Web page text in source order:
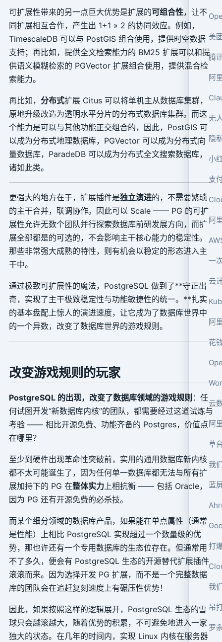
腾
阿
隐
小
支
阿
一
云
阿
花
云
阿
草
我
蓝
打
我
吊
罗
可扩展性带来的另一点巨大优势是扩展的可组合性，让不
同扩展相互合作，产生出 1+1 » 2 的协同效应。例如，
TimescaleDB 可以与 PostGIS 组合使用，提供时空数据
支持；再比如，提供全文检索能力的 BM25 扩展可以和提
供语义模糊检索的 PGVector 扩展组合使用，提供混合检
索能力。
再比如， 分布式扩展 Citus 可以将单机主从数据库集群，
原地升级改造为透明水平分片的分布式数据库集群。而这
个能力是可以与其他功能正交组合的，因此，PostGIS 可
以成为分布式地理数据库，PGVector 可以成为分布式向
量数据库，ParadeDB 可以成为分布式全文搜索数据库，
诸如此类。
更强大的地方在于，扩展插件是独立演进的，不需要繁琐
的主干合并，联调协作。因此可以 Scale —— PG 的可扩
展性允许无数个团队并行探索数据库前研发展方向，而扩
展全部都是的可选的，不会影响主干核心能力的稳定性。
那些非常强大成熟的特性，则有机会以稳定的形态进入主
干中。
通过极致可扩展性的魔法，PostgreSQL 做到了**守正出
奇，实现了主干极致稳定性与功能敏捷性的统一。**扎实
的基本盘配上惊人的演进速度，让它成为了数据库世界中
的一个异数，改变了数据库世界的游戏规则。
改变游戏规则的玩家
PostgreSQL 的出现，改变了数据库领域的游戏规则 ：任
何试图开发“新数据库内核”的团队，都需要经过这道试炼与
考验 —— 相比开源免费、功能齐备的 Postgres，价值点
在哪里？
至少到硬件出现革命性突破前，实用的通用数据库新内核
都不太可能诞生了，因为任何单一数据库都无法与所有扩
展加持下的 PG 在整体实力上相抗衡 —— 包括 Oracle，
因为 PG 还有开源免费的必杀技。
而某个细分领域的数据库产品，如果能在单点属性（通常
是性能）上相比 PostgreSQL 实现超过一个数量级的优
势，那也许还有一个专用数据库的生态位存在。但通常用
不了多久，便会有 PostgreSQL 生态的开源替代扩展插件
滚滚而来。因为选择开发 PG 扩展，而不是一个完整数据
库的团队会在追赶复刻速度上有碾压性优势！
因此，如果按照这样的逻辑展开，PostgreSQL 生态的雪
球只会越滚越大，随着优势的积累，不可避免地进入一家
独大的状态。在几年的时间内，实现 Linux 内核在服务器